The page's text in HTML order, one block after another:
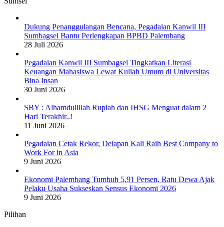
Dukung Penanggulangan Bencana, Pegadaian Kanwil III
Sumbagsel Bantu Perlengkapan BPBD Palembang
28 Juli 2026
Pegadaian Kanwil III Sumbagsel Tingkatkan Literasi
Keuangan Mahasiswa Lewat Kuliah Umum di Universitas
Bina Insan
30 Juni 2026
SBY : Alhamdulillah Rupiah dan IHSG Menguat dalam 2
Hari Terakhir..!
11 Juni 2026
Pegadaian Cetak Rekor, Delapan Kali Raih Best Company to
Work For in Asia
9 Juni 2026
Ekonomi Palembang Tumbuh 5,91 Persen, Ratu Dewa Ajak
Pelaku Usaha Sukseskan Sensus Ekonomi 2026
9 Juni 2026
Pilihan